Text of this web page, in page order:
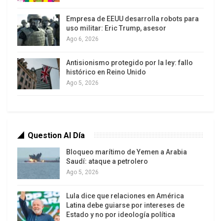
separa a los que lo possen todo de quienes no
poseen nada.
«Construidos para que los de arriba no se
suburbio de Vista Hermosa, en los altos de Lima,
viven sin poder ver el panorama de la capital. ¿Por
Empresa de EEUU desarrolla robots para
uso militar: Eric Trump, asesor
Ago 6, 2026
Antisionismo protegido por la ley: fallo
histórico en Reino Unido
Ago 5, 2026
Question Al Día
Bloqueo marítimo de Yemen a Arabia
Saudí: ataque a petrolero
Ago 5, 2026
Lula dice que relaciones en América
Latina debe guiarse por intereses de
Estado y no por ideología política